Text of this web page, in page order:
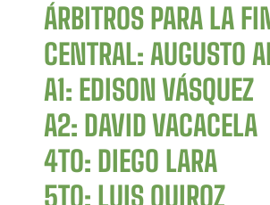
ÁRBITROS PARA LA
CENTRAL: AUGUSTO
A1: EDISON VÁSQUEZ
A2: DAVID VACACELA
4TO: DIEGO LARA
5TO: LUIS QUIROZ